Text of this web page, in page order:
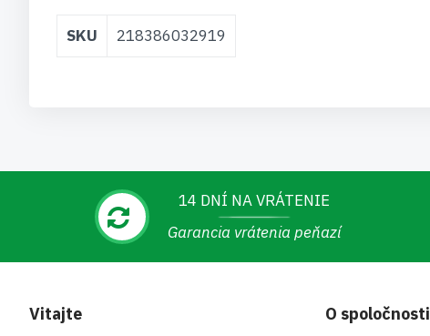
Viac
informácií
SKU 218386032919
14 DNÍ NA VRÁTENIE
Garancia vrátenia peňazí
Vitajte O spoločnosti